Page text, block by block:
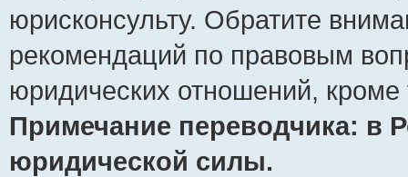
юрисконсульту. Обратите
рекомендаций по правовым
юридических отношений,
Примечание переводчика: в
юридической силы.